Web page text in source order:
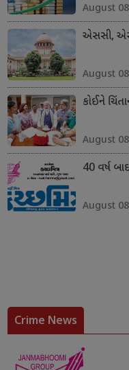
August
એસસી,
August
કોઈને
August
40 વર્ષ
August
Crime News